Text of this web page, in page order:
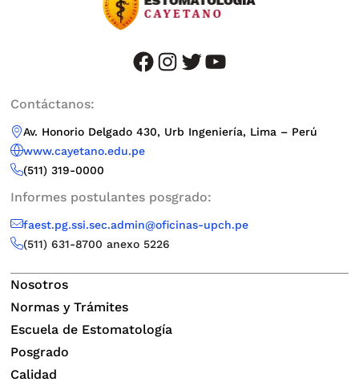
facebook instagram twitter youtube
Contáctanos:
Av. Honorio Delgado 430, Urb Ingeniería, Lima – Perú
www.cayetano.edu.pe
(511) 319-0000
Informes postulantes posgrado:
faest.pg.ssi.sec.admin@oficinas-upch.pe
(511)631-8700 anexo 5226
Nosotros
Normas y Trámites
Escuela de Estomatología
Posgrado
Calidad